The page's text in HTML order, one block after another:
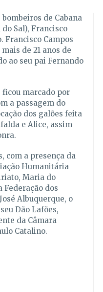
de Cabana
Sal), Francisco
Francisco Campos
de 21 anos de
ao seu pai Fernando
ficou marcado por
a passagem do
dos galões feita
e Alice, assim
com a presença da
Humanitária
Maria do
Federação dos
Albuquerque, o
Dão Lafões,
da Câmara
Catalino.